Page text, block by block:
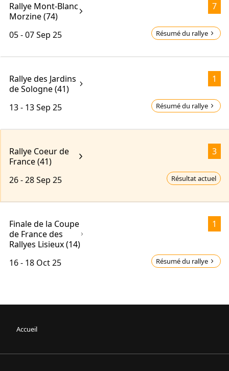
Rallye Mont-Blanc
Morzine (74)
05 - 07Sep 25
7
Résumé du rallye
Rallye des Jardins
de Sologne (41)
13 - 13Sep 25
1
Résumé du rallye
Rallye Coeur de
France (41)
26 - 28Sep 25
3
Résultat actuel
Finale de la Coupe
de France des
Rallyes Lisieux (14)
16 - 18 Oct 25
1
Résumé du rallye
Accueil